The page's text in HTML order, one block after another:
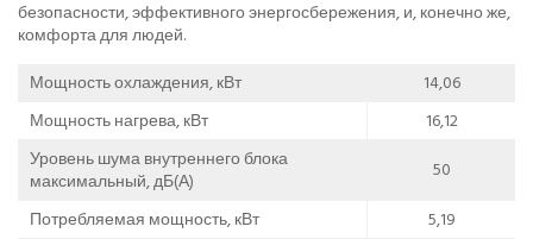
безопасности, эффективного энергосбережения, и, конечно же,
комфорта для людей.
Мощность охлаждения, кВт
14,06
Мощность нагрева, кВт
16,12
Уровень шума внутреннего блока
максимальный, дБ(А)
50
Потребляемая мощность, кВт
5,19